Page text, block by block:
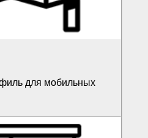
для мобильных